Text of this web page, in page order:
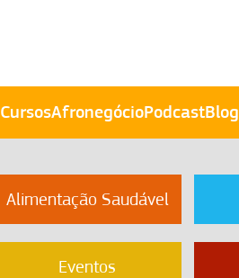
CursosAfronegócioPodcastBlog
Alimentação Saudável
Eventos